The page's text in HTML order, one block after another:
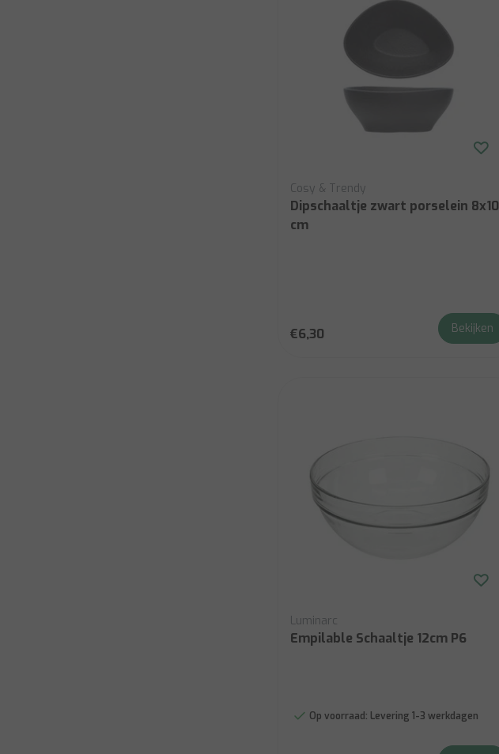
Cosy & Trendy
Dipschaaltje zwart porselein 8x10
cm
€6,30 Bekijken
Luminarc
Empilable Schaaltje 12cm P6
Op voorraad: Levering 1-3 werkdagen